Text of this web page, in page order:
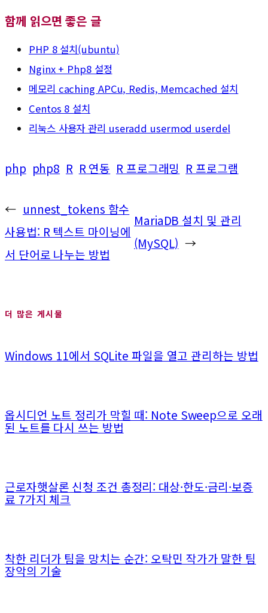
함께 읽으면 좋은 글
PHP 8 설치(ubuntu)
Nginx + Php8 설정
메모리 caching APCu, Redis, Memcached 설치
Centos 8 설치
리눅스 사용자 관리 useradd usermod userdel
php php8 R R 연동 R 프로그래밍 R 프로그램
← unnest_tokens 함수
사용법: R 텍스트 마이닝에
서 단어로 나누는 방법
MariaDB 설치 및 관리
(MySQL) →
더 많은 게시물
Windows 11에서 SQLite 파일을 열고 관리하는 방법
옵시디언 노트 정리가 막힐 때: Note Sweep으로 오래
된 노트를 다시 쓰는 방법
근로자햇살론 신청 조건 총정리: 대상·한도·금리·보증
료 7가지 체크
착한 리더가 팀을 망치는 순간: 오탁민 작가가 말한 팀
장악의 기술